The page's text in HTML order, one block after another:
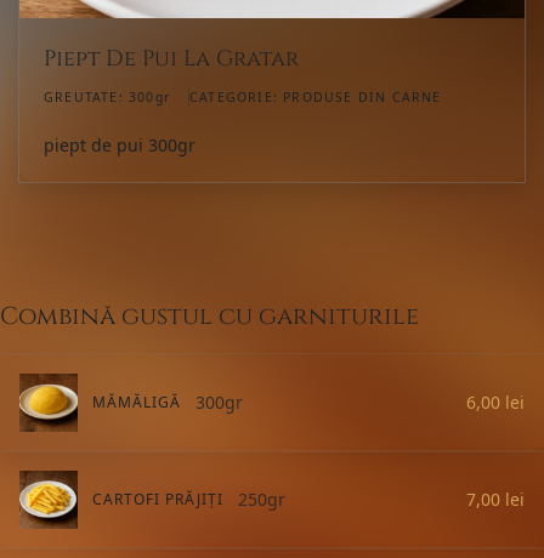
Piept De Pui La Gratar
GREUTATE: 300gr CATEGORIE: PRODUSE DIN CARNE
piept de pui 300gr
Combină gustul cu garniturile
MĂMĂLIGĂ 6,00 lei
300gr
CARTOFI PRĂJIȚI 7,00 lei
250gr